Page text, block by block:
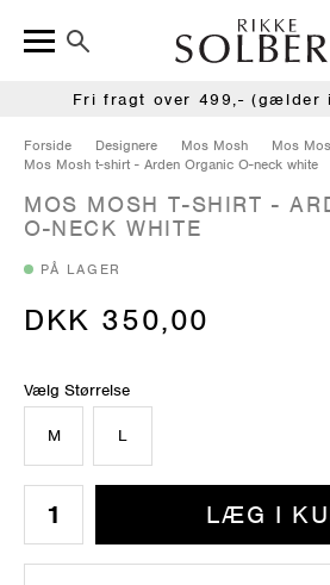
Fri fragt over 499,- (gælder
Forside Designere Mos Mosh
Mos
Mos Mosh t-shirt - Arden Organic O-neck white
MOS MOSH T-SHIRT -
O-NECK WHITE
PÅ LAGER
DKK 350,00
Vælg Størrelse
M L
LÆG I